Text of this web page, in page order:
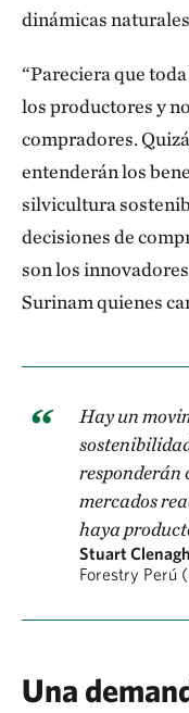
dinámicas
“Pareciera que
los productores y
compradores.
entenderán los
silvicultura
decisiones de
son los
Surinam quienes
Hay un
responderán
mercados
haya
Stuart
Forestry Perú
Una